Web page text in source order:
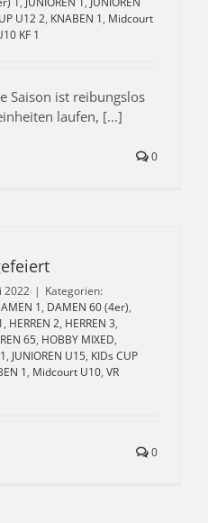
U12 2, KNABEN 1, Midcourt
KF 1
Saison ist reibungslos
laufen, [...]
0
2022 | Kategorien:
1, DAMEN 60 (4er),
, HERREN 2, HERREN 3,
65, HOBBY MIXED,
, JUNIOREN U15, KIDs CUP
1, Midcourt U10, VR
0